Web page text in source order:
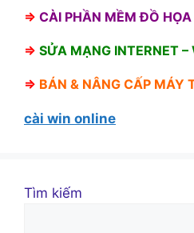
⇒ CÀI PHẦN MỀM ĐỒ HỌA
⇒ SỬA MẠNG INTERNET –
⇒ BÁN & NÂNG CẤP MÁY
cài win online
Tìm kiếm